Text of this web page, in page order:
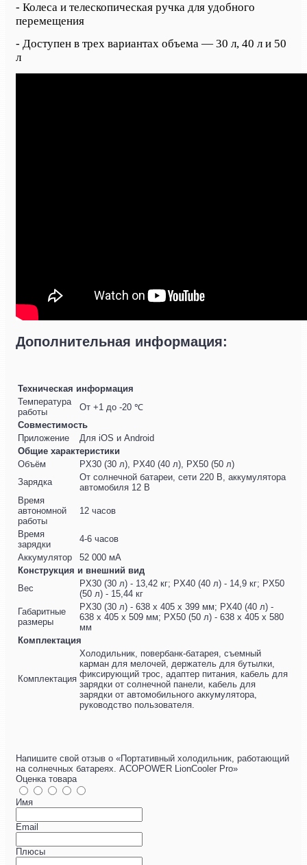
- Колеса и телескопическая ручка для удобного
перемещения
- Доступен в трех вариантах объема — 30 л, 40 л и 50
л
Дополнительная информация:
Техническая информация
Температура
работы
От +1 до -20 ℃
Совместимость
Приложение
Для iOS и Android
Общие характеристики
Объём
PX30 (30 л), PX40 (40 л), PX50 (50 л)
Зарядка
От солнечной батареи, сети 220 В, аккумулятора
автомобиля 12 В
Время
автономной
работы
12 часов
Время
зарядки
4-6 часов
Аккумулятор
52 000 мА
Конструкция и внешний вид
Вес
PX30 (30 л) - 13,42 кг; PX40 (40 л) - 14,9 кг; PX50
(50 л) - 15,44 кг
Габаритные
размеры
PX30 (30 л) - 638 х 405 х 399 мм; PX40 (40 л) -
638 х 405 х 509 мм; PX50 (50 л) - 638 х 405 х 580
мм
Комплектация
Комплектация
Холодильник, повербанк-батарея, съемный
карман для мелочей, держатель для бутылки,
фиксирующий трос, адаптер питания, кабель для
зарядки от солнечной панели, кабель для
зарядки от автомобильного аккумулятора,
руководство пользователя.
Напишите свой отзыв о «Портативный холодильник, работающий
на солнечных батареях. ACOPOWER LionCooler Pro»
Оценка товара
Имя
Email
Плюсы